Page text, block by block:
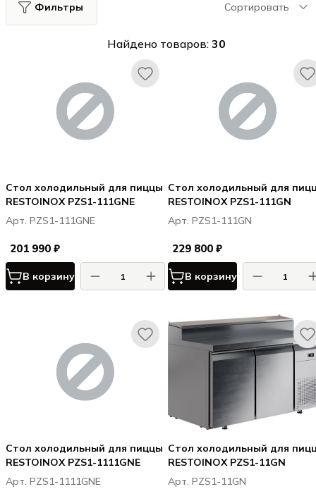
Фильтры Сортировать
Найдено товаров: 30
Стол холодильный для пиццы
RESTOINOX PZS1-111GNE
Арт. PZS1-111GNE
201 990 ₽
В корзину
Стол холодильный для
RESTOINOX PZS1-111GN
Арт. PZS1-111GN
229 800 ₽
В корзину
Стол холодильный для пиццы
RESTOINOX PZS1-1111GNE
Арт. PZS1-1111GNE
Стол холодильный для
RESTOINOX PZS1-11GN
Арт. PZS1-11GN